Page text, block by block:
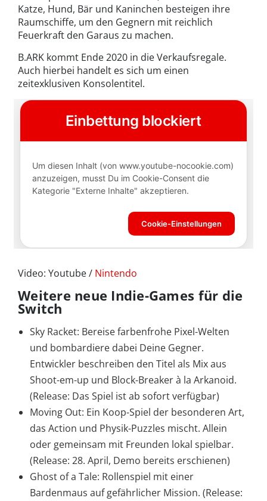
Katze, Hund, Bär und Kaninchen besteigen ihre
Raumschiffe, um den Gegnern mit reichlich
Feuerkraft den Garaus zu machen.
B.ARK kommt Ende 2020 in die Verkaufsregale.
Auch hierbei handelt es sich um einen
zeitexklusiven Konsolentitel.
Video: Youtube / Nintendo
Weitere neue Indie-Games für die
Switch
Sky Racket: Bereise farbenfrohe Pixel-Welten
und bombardiere dabei Deine Gegner.
Entwickler beschreiben den Titel als Mix aus
Shoot-em-up und Block-Breaker à la Arkanoid.
(Release: Das Spiel ist ab sofort verfügbar)
Moving Out: Ein Koop-Spiel der besonderen Art,
das Action und Physik-Puzzles mischt. Allein
oder gemeinsam mit Freunden lokal spielbar.
(Release: 28. April, Demo bereits erschienen)
Ghost of a Tale: Rollenspiel mit einer
Bardenmaus auf gefährlicher Mission. (Release: